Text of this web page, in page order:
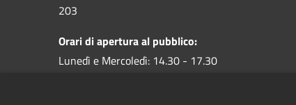
203
Orari di apertura al pubblico:
Lunedì e Mercoledì: 14.30 - 17.30